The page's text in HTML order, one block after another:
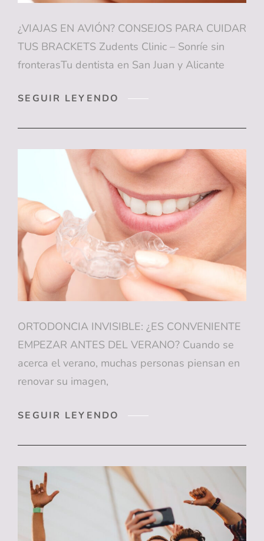
¿VIAJAS EN AVIÓN? CONSEJOS PARA CUIDAR
TUS BRACKETS Zudents Clinic – Sonríe sin
fronterasTu dentista en San Juan y Alicante
SEGUIR LEYENDO
¿VIAJAS
PARA
CUIDAR
TUS
BRACKETS
ORTODONCIA INVISIBLE: ¿ES CONVENIENTE
EMPEZAR ANTES DEL VERANO? Cuando se
acerca el verano, muchas personas piensan en
renovar su imagen,
SEGUIR LEYENDO
ORTODONCIA
EMPEZAR
ANTES
DEL
VERANO?